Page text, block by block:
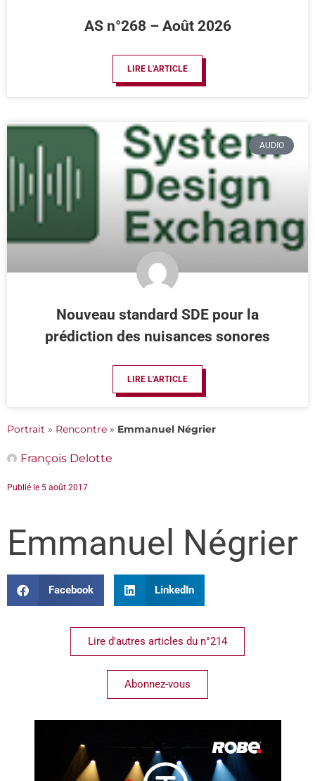
AS n°268 – Août 2026
LIRE L'ARTICLE
AUDIO
Nouveau standard SDE pour la
prédiction des nuisances sonores
LIRE L'ARTICLE
Portrait » Rencontre » Emmanuel Négrier
François Delotte
Publié le 5 août 2017
Emmanuel Négrier
Facebook LinkedIn
Lire d'autres articles du n°214
Abonnez-vous